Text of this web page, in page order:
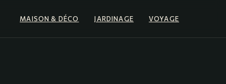
MAISON & DÉCO JARDINAGE VOYAGE